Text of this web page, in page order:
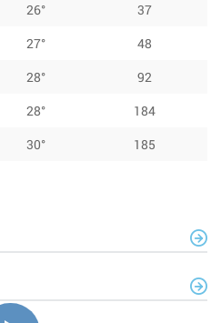
26°
37
27°
48
28°
92
28°
184
30° 185